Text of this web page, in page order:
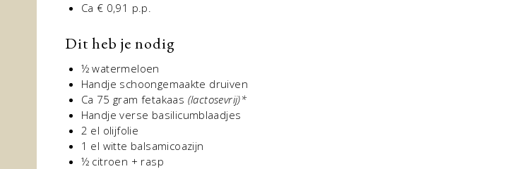
Ca € 0,91 p.p.
Dit heb je nodig
½ watermeloen
Handje schoongemaakte druiven
Ca 75 gram fetakaas (lactosevrij)*
Handje verse basilicumblaadjes
2 el olijfolie
1 el witte balsamicoazijn
½ citroen + rasp